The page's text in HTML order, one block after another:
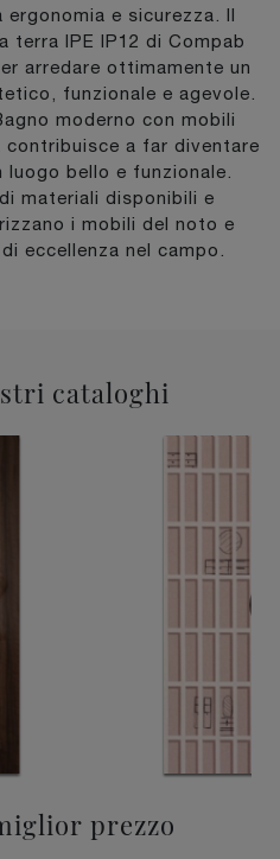
e sicurezza. Il
terra IPE IP12 di Compab
arredare ottimamente un
funzionale e agevole.
moderno con mobili
a far diventare
bello e funzionale.
materiali disponibili e
i mobili del noto e
eccellenza nel campo.
cataloghi
prezzo